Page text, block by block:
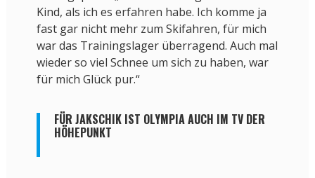
Kind, als ich es erfahren habe. Ich komme ja
fast gar nicht mehr zum Skifahren, für mich
war das Trainingslager überragend. Auch mal
wieder so viel Schnee um sich zu haben, war
für mich Glück pur.“
FÜR JAKSCHIK IST OLYMPIA AUCH IM TV DER
HÖHEPUNKT